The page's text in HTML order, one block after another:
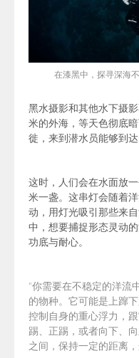
在漆黑中，探寻深海
黑水摄影和其他水下摄
米的外海，等天色彻底
徙，来到潜水员能够到达
这时，人们会在水面放
米一盏。这串灯会随着
动，用灯光吸引那些来自
中，想要捕捉形态灵动
功底与耐心。
“你需要在不稳定的洋流
的物种。它可能是上蹿
控制自身的重心浮力，
踢、正踢，或者向下、
之间，保持一定的距离，